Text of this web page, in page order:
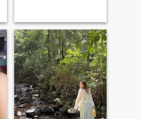
speciale dovrà sempre
superare gli ostacoli, ma
fidarsi e darci le cose l'un
l'altro. il giorno ci porterà
sempre felicità e successo.